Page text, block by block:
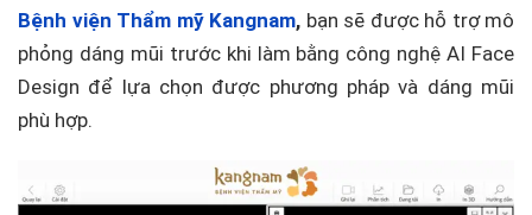
Bệnh viện Thẩm mỹ Kangnam, bạn sẽ được hỗ trợ mô
phỏng dáng mũi trước khi làm bằng công nghệ AI Face
Design để lựa chọn được phương pháp và dáng mũi
phù hợp.